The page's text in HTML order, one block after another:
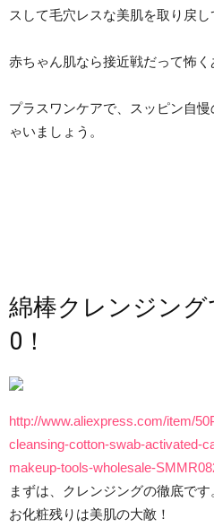
スして毛穴レスな美肌を取り戻し
赤ちゃん肌なら接近戦だって怖く
プラスワンケアで、スッピン自
ゃいましょう。
綿棒クレンジング
0！
http://www.aliexpress.com/item/
cleansing-cotton-swab-activated-
makeup-tools-wholesale-
まずは、クレンジングの徹底です
お化粧残りは美肌の大敵！